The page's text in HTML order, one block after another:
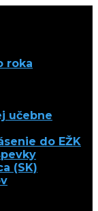
roka
učebne
do EŽK
(SK)